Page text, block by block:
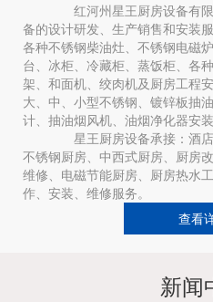
红河州星王厨房设备有限
备的设计研发、生产销售和安装
各种不锈钢柴油灶、不锈钢电磁
台、冰柜、冷藏柜、蒸饭柜、各
架、和面机、绞肉机及厨房工程
大、中、小型不锈钢、镀锌板抽
计、抽油烟风机、油烟净化器安装
星王厨房设备承接：酒店
不锈钢厨房、中西式厨房、厨房
维修、电磁节能厨房、厨房热水
作、安装、维修服务。
查看
新闻